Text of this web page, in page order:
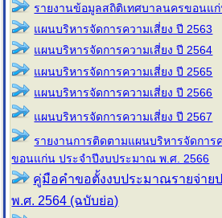
รายงานข้อมูลสถิติเทศบาลนครขอนแ
แผนบริหารจัดการความเสี่ยง ปี 2563
แผนบริหารจัดการความเสี่ยง ปี 2564
แผนบริหารจัดการความเสี่ยง ปี 2565
แผนบริหารจัดการความเสี่ยง ปี 2566
แผนบริหารจัดการความเสี่ยง ปี 2567
รายงานการติดตามแผนบริหารจัดการ
ขอนแก่น ประจำปีงบประมาณ พ.ศ. 2566
คู่มือคำขอตั้งงบประมาณรายจ่าย
พ.ศ. 2564 (ฉบับย่อ)